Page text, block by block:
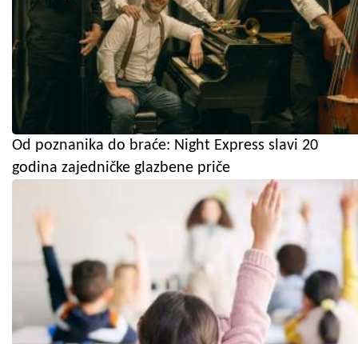
Od poznanika do braće: Night Express slavi 20
godina zajedničke glazbene priče